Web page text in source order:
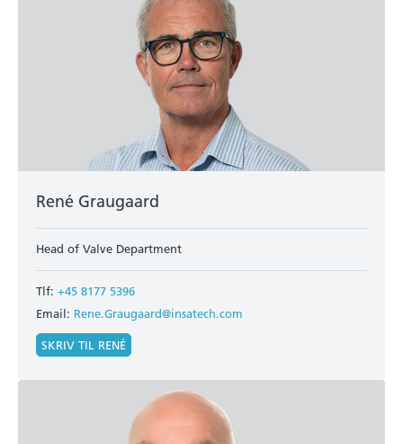
René Graugaard
Head of Valve Department
Tlf: +45 8177 5396
Email: Rene.Graugaard@insatech.com
SKRIV TIL RENÉ